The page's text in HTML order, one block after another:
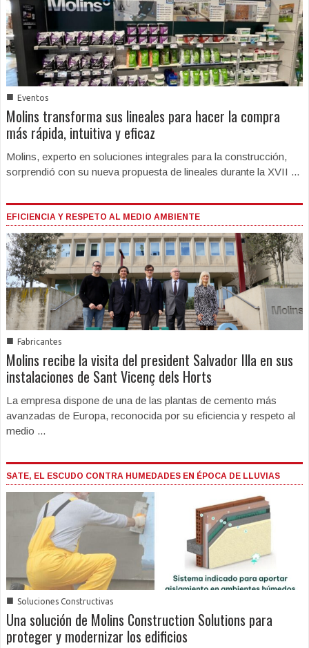
■ Eventos
Molins transforma sus lineales para hacer la compra
más rápida, intuitiva y eficaz
Molins, experto en soluciones integrales para la construcción,
sorprendió con su nueva propuesta de lineales durante la XVII ...
EFICIENCIA Y RESPETO AL MEDIO AMBIENTE
■ Fabricantes
Molins recibe la visita del president Salvador Illa en sus
instalaciones de Sant Vicenç dels Horts
La empresa dispone de una de las plantas de cemento más
avanzadas de Europa, reconocida por su eficiencia y respeto al
medio ...
SATE, EL ESCUDO CONTRA HUMEDADES EN ÉPOCA DE LLUVIAS
■ Soluciones Constructivas
Una solución de Molins Construction Solutions para
proteger y modernizar los edificios